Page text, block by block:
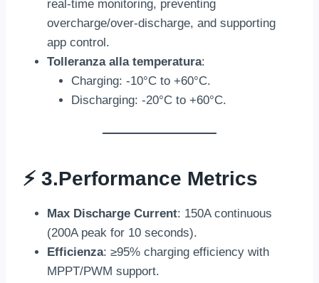
real-time monitoring, preventing
overcharge/over-discharge, and supporting
app control.
Tolleranza alla temperatura:
Charging: -10°C to +60°C.
Discharging: -20°C to +60°C.
⚡ 3.Performance Metrics
Max Discharge Current: 150A continuous
(200A peak for 10 seconds).
Efficienza: ≥95% charging efficiency with
MPPT/PWM support.